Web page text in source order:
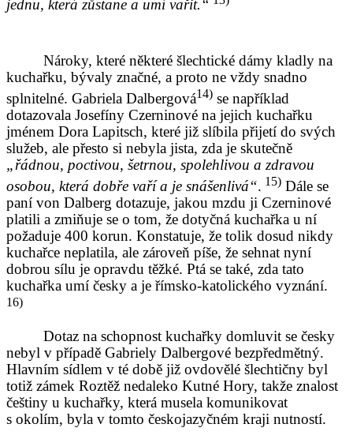
jednu, která zůstane a umí vařit.“
Nároky, které některé šlechtické dámy kladly na
kuchařku, bývaly značné, a proto ne vždy snadno
splnitelné. Gabriela Dalbergová14) se například
dotazovala Josefíny Czerninové na jejich kuchařku
jménem Dora Lapitsch, které již slíbila přijetí do svých
služeb, ale přesto si nebyla jista, zda je skutečně
„řádnou, poctivou, šetrnou, spolehlivou a zdravou
osobou, která dobře vaří a je snášenlivá“. 15) Dále se
paní von Dalberg dotazuje, jakou mzdu ji Czerninové
platili a zmiňuje se o tom, že dotyčná kuchařka u ní
požaduje 400 korun. Konstatuje, že tolik dosud nikdy
kuchařce neplatila, ale zároveň píše, že sehnat nyní
dobrou sílu je opravdu těžké. Ptá se také, zda tato
kuchařka umí česky a je římsko-katolického vyznání.
16)
Dotaz na schopnost kuchařky domluvit se česky
nebyl v případě Gabriely Dalbergové bezpředmětný.
Hlavním sídlem v té době již ovdovělé šlechtičny byl
totiž zámek Roztěž nedaleko Kutné Hory, takže znalost
češtiny u kuchařky, která musela komunikovat
s okolím, byla v tomto českojazyčném kraji nutností.